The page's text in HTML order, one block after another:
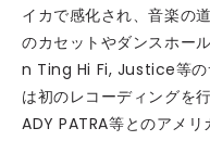
イカで感化され、音楽の
のカセットやダンスホー
n Ting Hi Fi, Justice等の
は初のレコーディングを
ADY PATRA等とのアメ